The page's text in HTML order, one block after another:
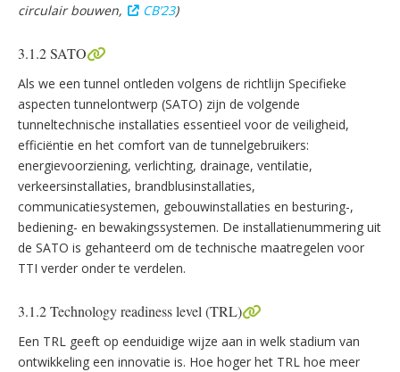
circulair bouwen,
CB’23)
3.1.2 SATO
Als we een tunnel ontleden volgens de richtlijn Specifieke
aspecten tunnelontwerp (SATO) zijn de volgende
tunneltechnische installaties essentieel voor de veiligheid,
efficiëntie en het comfort van de tunnelgebruikers:
energievoorziening, verlichting, drainage, ventilatie,
verkeersinstallaties, brandblusinstallaties,
communicatiesystemen, gebouwinstallaties en besturing-,
bediening- en bewakingssystemen. De installatienummering uit
de SATO is gehanteerd om de technische maatregelen voor
TTI verder onder te verdelen.
3.1.2 Technology readiness level (TRL)
Een TRL geeft op eenduidige wijze aan in welk stadium van
ontwikkeling een innovatie is. Hoe hoger het TRL hoe meer